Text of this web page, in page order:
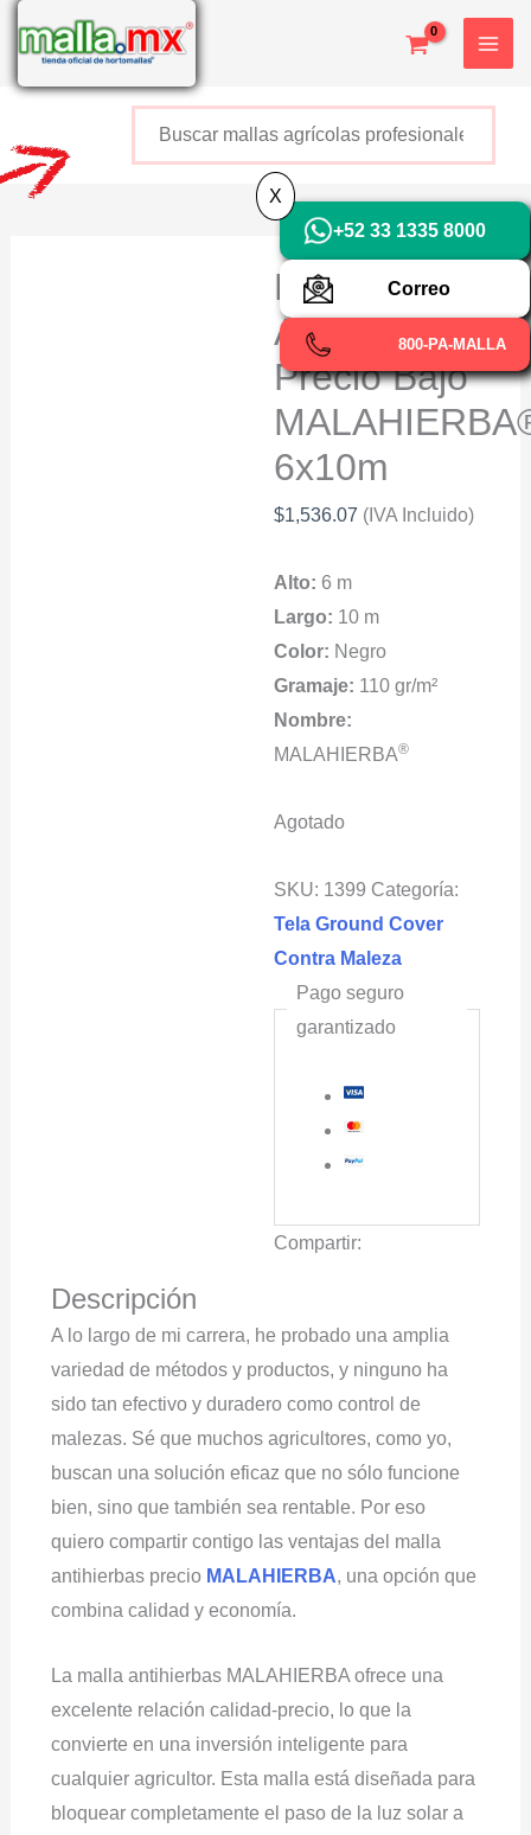
contenido
Malla
Antihierbas
Precio Bajo
6x10m
$1,536.07 (IVA Incluido)
Alto: 6 m
Largo: 10 m
Color: Negro
Gramaje: 110 gr/m²
Nombre:
MALAHIERBA®
Agotado
SKU: 1399 Categoría:
Tela Ground Cover
Contra Maleza
Pago seguro
garantizado
Compartir:
Descripción
A lo largo de mi carrera, he probado una amplia
variedad de métodos y productos, y ninguno ha
sido tan efectivo y duradero como control de
malezas. Sé que muchos agricultores, como yo,
buscan una solución eficaz que no sólo funcione
bien, sino que también sea rentable. Por eso
quiero compartir contigo las ventajas del malla
antihierbas precio MALAHIERBA, una opción que
combina calidad y economía.
La malla antihierbas MALAHIERBA ofrece una
excelente relación calidad-precio, lo que la
convierte en una inversión inteligente para
cualquier agricultor. Esta malla está diseñada para
bloquear completamente el paso de la luz solar a
X
+52 800 726 2552
+52 33 1335 8000
Correo
800-PA-MALLA
X